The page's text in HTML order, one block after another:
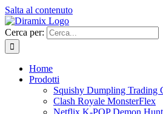
Salta al contenuto
Cerca per:
Home
Prodotti
Squishy Dumpling Trading
Clash Royale MonsterFlex
Netflix K-POP Demon